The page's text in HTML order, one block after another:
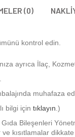
(0)
kontrol edin.
ayrıca İlaç,
muhafaza
bilgi için tıklayın .)
Bileşenleri
dikkate